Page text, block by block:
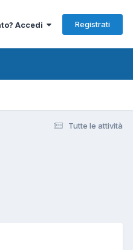
Accedi Registrati
Tutte le attività